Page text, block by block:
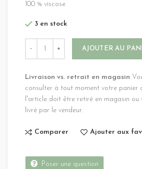
100 % viscose
3 en stock
AJOUTER AU
Livraison vs. retrait en magasin
consulter à tout moment votre panier
l'article doit être retiré en magasin ou
livré par le vendeur.
Comparer Ajouter aux
Poser une question